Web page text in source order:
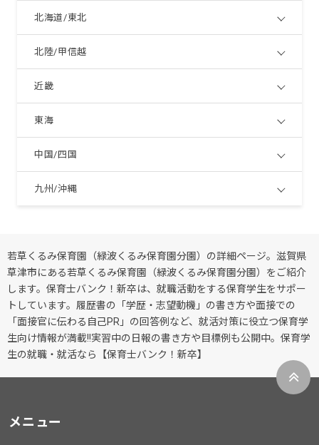
北海道/東北
北陸/甲信越
近畿
東海
中国/四国
九州/沖縄
若草くるみ保育園（緑波くるみ保育園分園）の詳細ページ。滋賀県
草津市にある若草くるみ保育園（緑波くるみ保育園分園）をご紹介
します。保育士バンク！新卒は、就職活動をする保育学生をサポー
トしています。履歴書の「学歴・志望動機」の書き方や面接での
「面接官に伝わる自己PR」の回答例など、就活対策に役立つ保育学
生向け情報が満載!!実習中の日報の書き方や目標例も公開中。保育学
生の就職・就活なら【保育士バンク！新卒】
メニュー